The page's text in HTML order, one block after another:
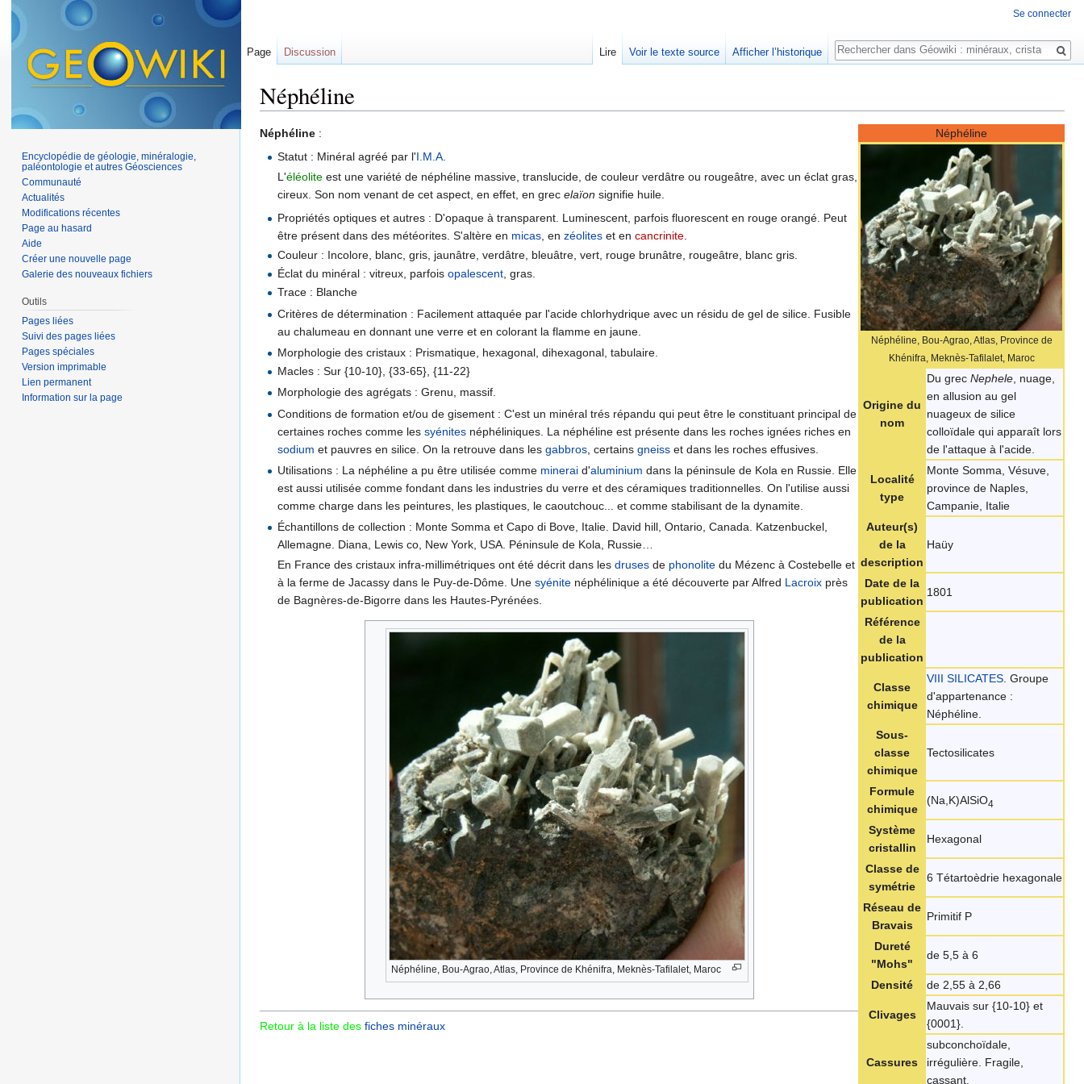
Néphéline
Néphéline
Néphéline, Bou-Agrao, Atlas, Province de
Khénifra, Meknès-Tafilalet, Maroc
Origine du
nom
Du grec Nephele, nuage,
en allusion au gel
nuageux de silice
colloïdale qui apparaît lors
de l'attaque à l'acide.
Localité
type
Monte Somma, Vésuve,
province de Naples,
Campanie, Italie
Auteur(s)
de la
description
Haüy
Date de la
publication
1801
Référence
de la
publication
Classe
chimique
VIII SILICATES. Groupe
d'appartenance :
Néphéline.
Sous-
classe
chimique
Tectosilicates
Formule
chimique
(Na,K)AlSiO4
Système
cristallin
Hexagonal
Classe de
symétrie
6 Tétartoèdrie hexagonale
Réseau de
Bravais
Primitif P
Dureté
"Mohs"
de 5,5 à 6
Densité de 2,55 à 2,66
Clivages
Mauvais sur {10-10} et
{0001}.
Cassures
subconchoïdale,
irrégulière. Fragile,
cassant.
Néphéline :
Statut : Minéral agréé par l'I.M.A.
L'éléolite est une variété de néphéline massive, translucide, de couleur verdâtre ou rougeâtre, avec un éclat gras,
cireux. Son nom venant de cet aspect, en effet, en grecelaïon signifie huile.
Propriétés optiques et autres : D'opaque à transparent. Luminescent, parfois fluorescent en rouge orangé. Peut
être présent dans des météorites. S'altère en micas, enzéolites et encancrinite.
Couleur : Incolore, blanc, gris, jaunâtre, verdâtre, bleuâtre, vert, rouge brunâtre, rougeâtre, blanc gris.
Éclat du minéral : vitreux, parfoisopalescent , gras.
Trace : Blanche
Critères de détermination : Facilement attaquée par l'acide chlorhydrique avec un résidu de gel de silice. Fusible
au chalumeau en donnant une verre et en colorant la flamme en jaune.
Morphologie des cristaux : Prismatique, hexagonal, dihexagonal, tabulaire.
Macles : Sur {10-10}, {33-65}, {11-22}
Morphologie des agrégats : Grenu, massif.
Conditions de formation et/ou de gisement : C'est un minéral trés répandu qui peut être le constituant principal de
certaines roches comme lessyénites néphéliniques. La néphéline est présente dans les roches ignées riches en
sodium et pauvres en silice. On la retrouve dans lesgabbros , certainsgneiss et dans les roches effusives.
Utilisations : La néphéline a pu être utilisée comme minerai d'aluminium dans la péninsule de Kola en Russie. Elle
est aussi utilisée comme fondant dans les industries du verre et des céramiques traditionnelles. On l'utilise aussi
comme charge dans les peintures, les plastiques, le caoutchouc... et comme stabilisant de la dynamite.
Échantillons de collection : Monte Somma et Capo di Bove, Italie. David hill, Ontario, Canada. Katzenbuckel,
Allemagne. Diana, Lewis co, New York, USA. Péninsule de Kola, Russie…
En France des cristaux infra-millimétriques ont été décrit dans lesdruses de phonolite du Mézenc à Costebelle et
à la ferme de Jacassy dans le Puy-de-Dôme. Unesyénite néphélinique a été découverte par Alfred Lacroix près
de Bagnères-de-Bigorre dans les Hautes-Pyrénées.
Néphéline, Bou-Agrao, Atlas, Province de Khénifra, Meknès-Tafilalet, Maroc
Retour à la liste des fiches minéraux
Se connecter
Page Discussion Lire Voir le texte source Afficher l’historique
Rechercher
Encyclopédie de géologie, minéralogie,
paléontologie et autres Géosciences
Communauté
Actualités
Modifications récentes
Page au hasard
Aide
Créer une nouvelle page
Galerie des nouveaux fichiers
Outils
Pages liées
Suivi des pages liées
Pages spéciales
Version imprimable
Lien permanent
Information sur la page